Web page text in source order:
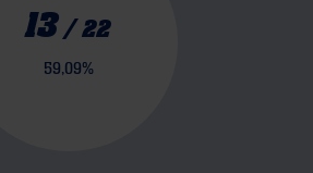
13 /22
59,09%